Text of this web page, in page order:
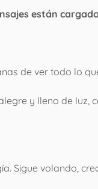
están
de ver todo lo
y lleno de luz,
Sigue volando,